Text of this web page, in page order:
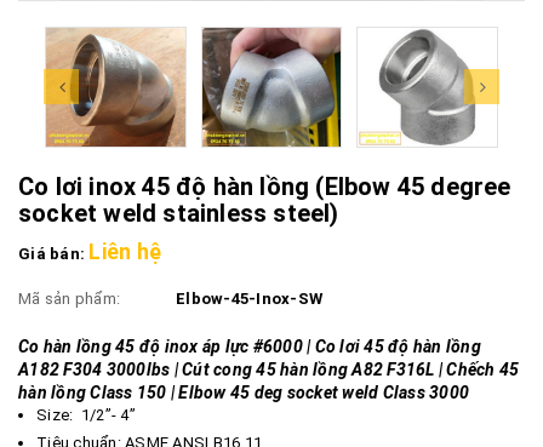
Co lơi inox 45 độ hàn lồng (Elbow 45 degree
socket weld stainless steel)
Giá bán: Liên hệ
Mã sản phẩm: Elbow-45-Inox-SW
Co hàn lồng 45 độ inox áp lực #6000 | Co lơi 45 độ hàn lồng
A182 F304 3000lbs | Cút cong 45 hàn lồng A82 F316L | Chếch 45
hàn lồng Class 150 | Elbow 45 deg socket weld Class 3000
Size: 1/2”- 4”
Tiêu chuẩn: ASME ANSI B16.11